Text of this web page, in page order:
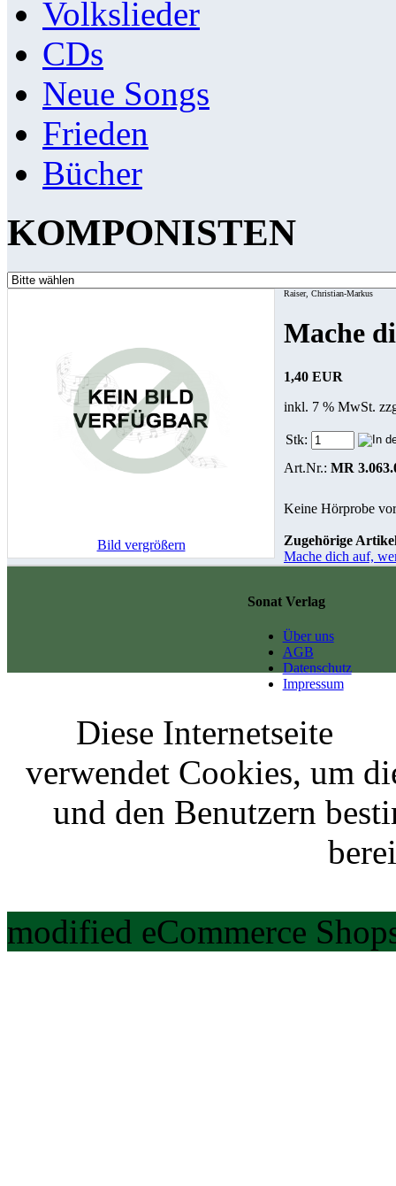
Volkslieder
CDs
Neue Songs
Frieden
Bücher
KOMPONISTEN
Bild vergrößern
Raiser, Christian-Markus
Mache
1,40 EUR
inkl. 7 % MwSt.
Stk:
Art.Nr.: MR
Keine Hörprobe
Zugehörige
Mache dich auf,
Sonat Verlag
Über uns
AGB
Datenschutz
Impressum
Diese Internetseite
verwendet Cookies, um
und den Benutzern
modified eCommerce